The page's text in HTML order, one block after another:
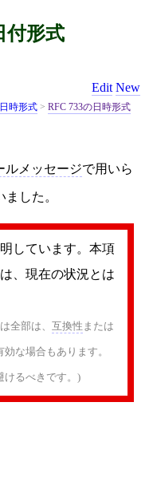
付形式
Edit New
時形式 > RFC 733の日時形式
ルメッセージで用いら
した。
しています。本項
、現在の状況とは
全部は、 互換性 または
な場合もあります。
けるべきです。)